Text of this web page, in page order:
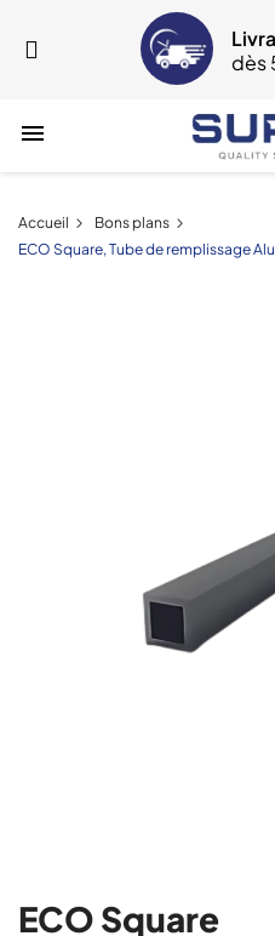
dès

Accueil
Bons plans
ECO Square, Tube de remplissage
ECO Square